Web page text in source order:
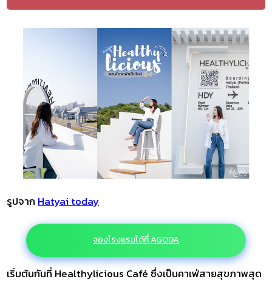
รูปจาก Hatyai today
จองโรงแรมได้ที่ AGODA
เริ่มต้นกันที่ Healthylicious Café ซึ่งเป็นคาเฟ่สายสุขภาพสุด